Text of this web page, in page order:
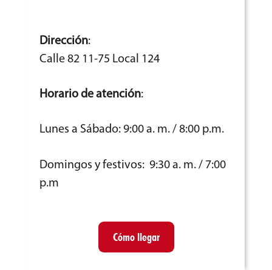
Dirección:
Calle 82 11-75 Local 124
Horario de atención:
Lunes a Sábado: 9:00 a. m. / 8:00 p.m.
Domingos y festivos: 9:30 a. m. / 7:00
p.m
Cómo llegar